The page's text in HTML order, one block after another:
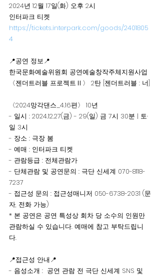
2024년 12월 17일(화) 오후 2시
인터파크 티켓
https://tickets.interpark.com/goods/2401805
4
📍공연 정보📍
한국문화예술위원회 공연예술창작주체지원사업
〈젠더트러블 프로젝트Ⅱ〉 2탄 [젠더트러블 : 너]
〈2024망각댄스_4.16편〉 10년
- 일시 : 2024.12.27(금) - 29(일) 금 7시 30분 | 토·
일 3시
- 장소 : 극장 봄
- 예매 : 인터파크 티켓
- 관람등급 : 전체관람가
- 단체관람 및 공연문의 : 극단 신세계 070-8118-
7237
- 접근성 문의 : 접근성매니저 050-6738-2031 (문
자, 전화 가능)
* 본 공연은 공연 특성상 회차 당 소수의 인원만
관람하실 수 있습니다. 예매에 참고 부탁드립니
다.
📍접근성 안내📍
- 음성소개 :  공연 관람 전 극단 신세계 SNS 및